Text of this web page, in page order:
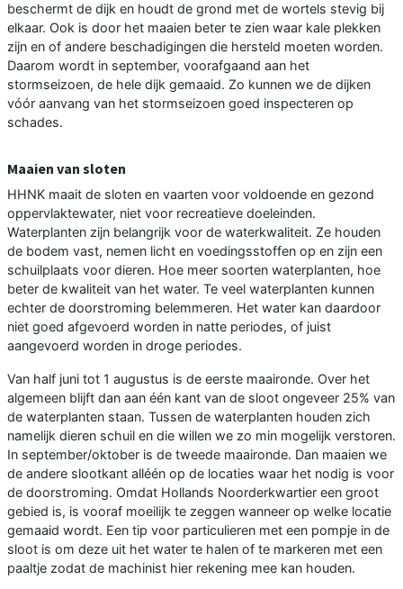
beschermt de dijk en houdt de grond met de wortels stevig bij
elkaar. Ook is door het maaien beter te zien waar kale plekken
zijn en of andere beschadigingen die hersteld moeten worden.
Daarom wordt in september, voorafgaand aan het
stormseizoen, de hele dijk gemaaid. Zo kunnen we de dijken
vóór aanvang van het stormseizoen goed inspecteren op
schades.
Maaien van sloten
HHNK maait de sloten en vaarten voor voldoende en gezond
oppervlaktewater, niet voor recreatieve doeleinden.
Waterplanten zijn belangrijk voor de waterkwaliteit. Ze houden
de bodem vast, nemen licht en voedingsstoffen op en zijn een
schuilplaats voor dieren. Hoe meer soorten waterplanten, hoe
beter de kwaliteit van het water. Te veel waterplanten kunnen
echter de doorstroming belemmeren. Het water kan daardoor
niet goed afgevoerd worden in natte periodes, of juist
aangevoerd worden in droge periodes.
Van half juni tot 1 augustus is de eerste maaironde. Over het
algemeen blijft dan aan één kant van de sloot ongeveer 25% van
de waterplanten staan. Tussen de waterplanten houden zich
namelijk dieren schuil en die willen we zo min mogelijk verstoren.
In september/oktober is de tweede maaironde. Dan maaien we
de andere slootkant alléén op de locaties waar het nodig is voor
de doorstroming. Omdat Hollands Noorderkwartier een groot
gebied is, is vooraf moeilijk te zeggen wanneer op welke locatie
gemaaid wordt. Een tip voor particulieren met een pompje in de
sloot is om deze uit het water te halen of te markeren met een
paaltje zodat de machinist hier rekening mee kan houden.